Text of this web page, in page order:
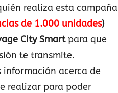
realiza esta campaña
de 1.000 unidades)
City Smartpara que
te transmite.
acerca de
realizar para poder